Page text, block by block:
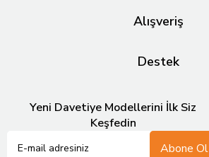
Alışveriş
Destek
Yeni Davetiye Modellerini İlk Siz
Keşfedin
Abone Ol